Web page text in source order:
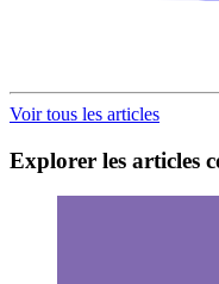
Voir tous les articles
Explorer les articles